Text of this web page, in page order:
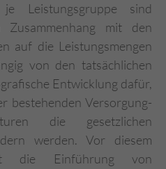
je Leistungsgruppe sind
mit den
auf die Leistungsmengen
von den tatsächlichen
Entwicklung dafür,
bestehenden Versorgung-
die gesetzlichen
werden. Vor diesem
die Einführung von